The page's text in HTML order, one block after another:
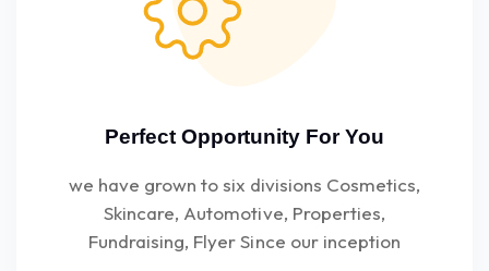
Perfect Opportunity For You
we have grown to six divisions Cosmetics,
Skincare, Automotive, Properties,
Fundraising, Flyer Since our inception